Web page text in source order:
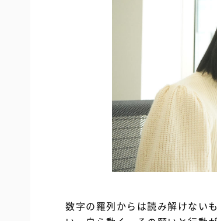
数字の羅列からは読み解けない